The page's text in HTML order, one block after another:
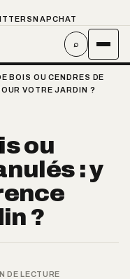
SNAPCHAT
⌕
BOIS OU CENDRES DE
VOTRE JARDIN ?
ou
: y
?
DE LECTURE